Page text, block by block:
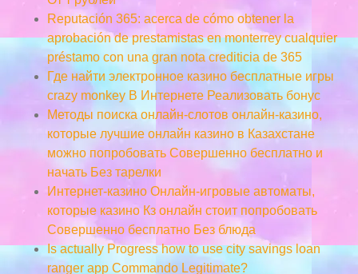
Reputación 365: acerca de cómo obtener la
aprobación de prestamistas en monterrey cualquier
préstamo con una gran nota crediticia de 365
Где найти электронное казино бесплатные игры
crazy monkey В Интернете Реализовать бонус
Методы поиска онлайн-слотов онлайн-казино,
которые лучшие онлайн казино в Казахстане
можно попробовать Совершенно бесплатно и
начать Без тарелки
Интернет-казино Онлайн-игровые автоматы,
которые казино Кз онлайн стоит попробовать
Совершенно бесплатно Без блюда
Is actually Progress how to use city savings loan
ranger app Commando Legitimate?